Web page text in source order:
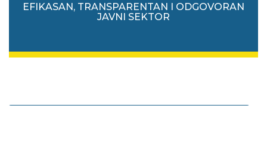
EFIKASAN, TRANSPARENTAN I ODGOVORAN
JAVNI SEKTOR